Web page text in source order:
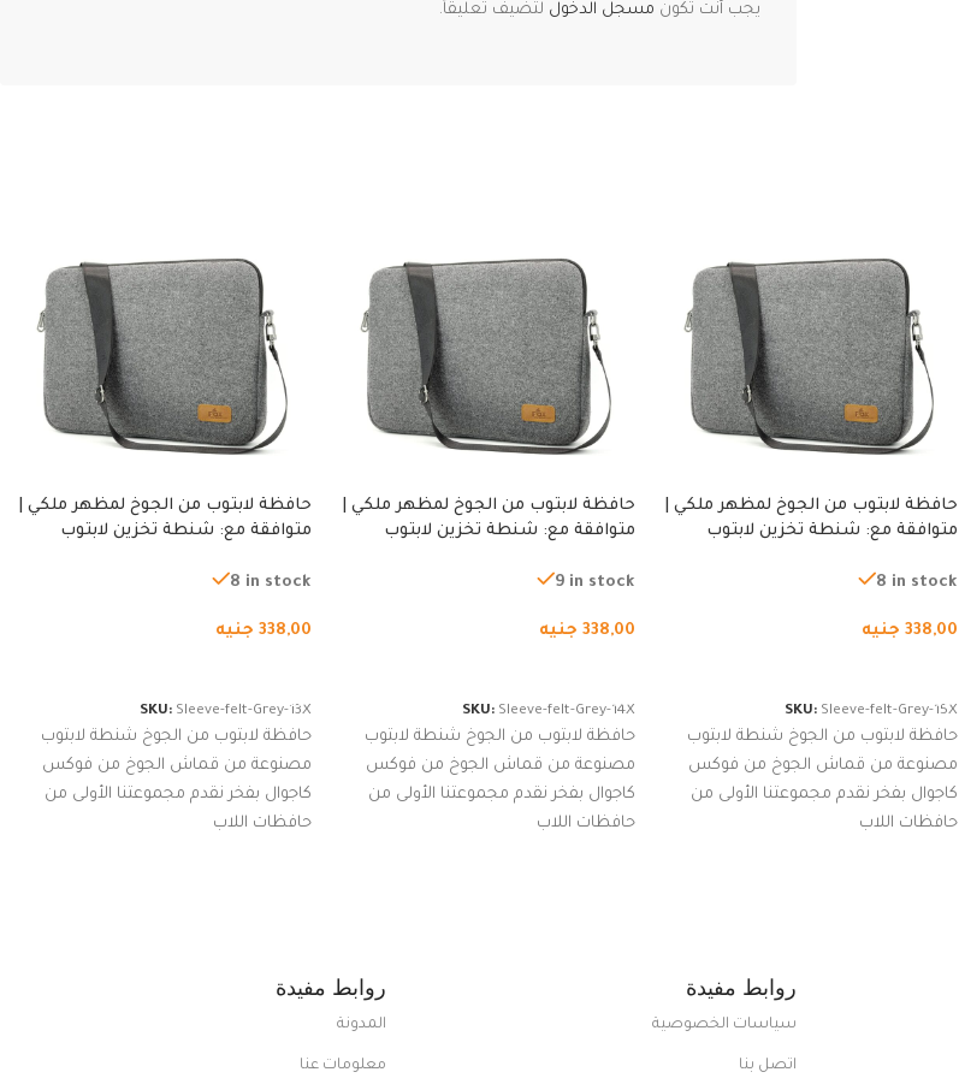
يجب أنت تكون مسجل الدخول لتضيف تعليقاً.
حافظة لابتوب من الجوخ لمظهر ملكي |
متوافقة مع: شنطة تخزين لابتوب
من الجوخ لجهاز نوت بوك والتابلت،
8 in stock
338,00 جنيه
SKU: Sleeve-felt-Grey-15X
حافظة لابتوب من الجوخ شنطة لابتوب
مصنوعة من قماش الجوخ من فوكس
كاجوال بفخر نقدم مجموعتنا الأولى من
حافظات اللاب
حافظة لابتوب من الجوخ لمظهر ملكي |
متوافقة مع: شنطة تخزين لابتوب
من الجوخ لجهاز نوت بوك والتابلت،
9 in stock
338,00 جنيه
SKU: Sleeve-felt-Grey-14X
حافظة لابتوب من الجوخ شنطة لابتوب
مصنوعة من قماش الجوخ من فوكس
كاجوال بفخر نقدم مجموعتنا الأولى من
حافظات اللاب
حافظة لابتوب من الجوخ لمظهر ملكي |
متوافقة مع: شنطة تخزين لابتوب
من الجوخ لجهاز نوت بوك والتابلت،
8 in stock
338,00 جنيه
SKU: Sleeve-felt-Grey-13X
حافظة لابتوب من الجوخ شنطة لابتوب
مصنوعة من قماش الجوخ من فوكس
كاجوال بفخر نقدم مجموعتنا الأولى من
حافظات اللاب
روابط مفيدة
سياسات الخصوصية
اتصل بنا
روابط مفيدة
المدونة
معلومات عنا